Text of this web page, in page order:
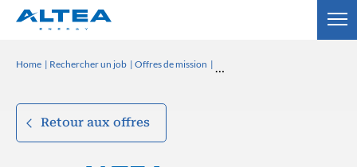
Home Rechercher un job Offres de mission
Retour aux offres